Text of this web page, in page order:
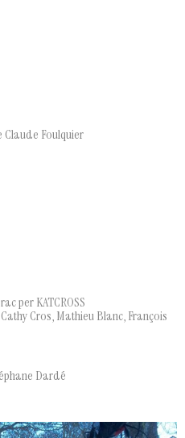
Claude Foulquier
per KATCROSS
Cros, Mathieu Blanc, François
Dardé